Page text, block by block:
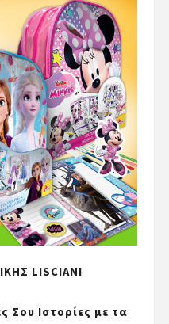
LISCIANI
Σου Ιστορίες με τα